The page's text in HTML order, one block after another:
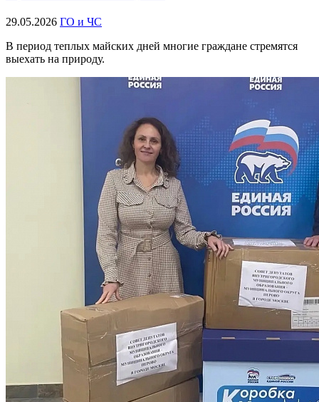
29.05.2026 ГО и ЧС
В период теплых майских дней многие граждане стремятся
выехать на природу.